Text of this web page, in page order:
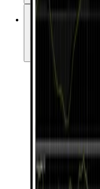
ที่
เลือกที่ปรึกษาผู้เชี่ยวชา